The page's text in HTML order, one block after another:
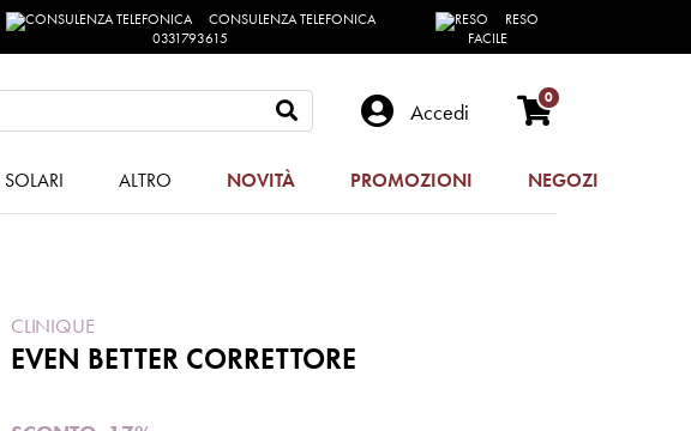
CONSULENZA TELEFONICA
0331793615
RESO
FACILE
Accedi
0
SOLARI ALTRO NOVITÀ PROMOZIONI NEGOZI
CLINIQUE
EVEN BETTER CORRETTORE